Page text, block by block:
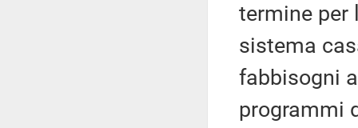
termine per
sistema
fabbisogni
programmi